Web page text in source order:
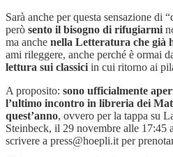
Sarà anche per questa sensazione di
però sento il bisogno di rifugiarmi
ma anche nella Letteratura che già
ami rileggere, anche perché è ormai
lettura sui classici in cui ritorno ai
A proposito: sono ufficialmente
l’ultimo incontro in libreria dei
quest’anno, ovvero per la tappa su
Steinbeck, il 29 novembre alle 17:45
scrivere a press@hoepli.it per